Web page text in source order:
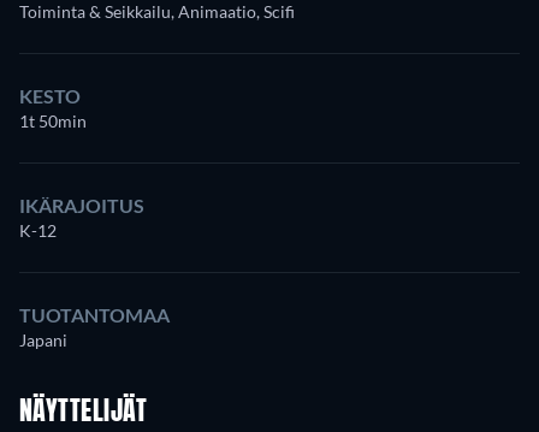
Toiminta & Seikkailu, Animaatio, Scifi
KESTO
1t 50min
IKÄRAJOITUS
K-12
TUOTANTOMAA
Japani
NÄYTTELIJÄT